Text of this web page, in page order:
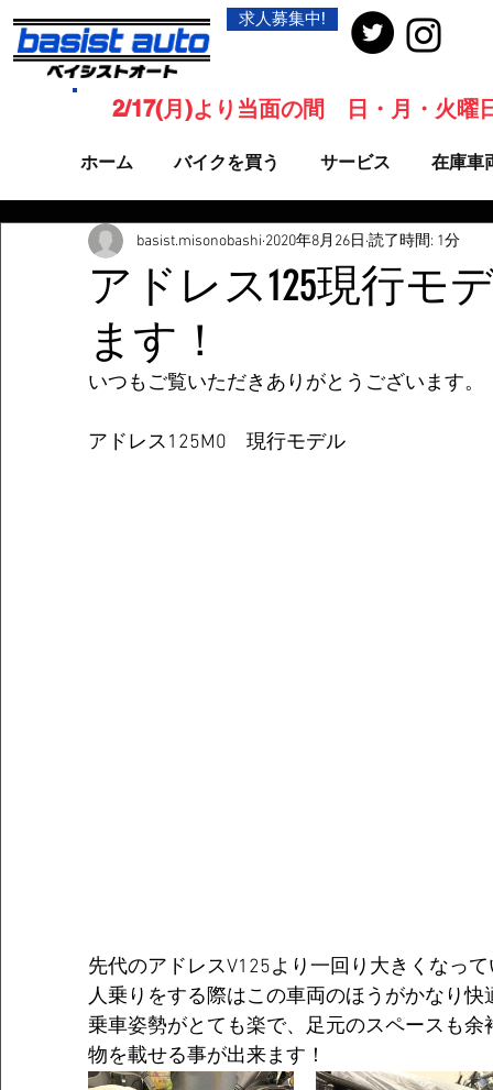
求人募集中!
ホーム バイクを買う サービス 在庫車
2/17(月)より当面の間 日・月・火曜
アドレス125現行モ
ます！
basist.misonobashi 2020年8月26日 読了時間: 1分
いつもご覧いただきありがとうございます。
アドレス125M0　現行モデル
先代のアドレスV125より一回り大きくなっ
人乗りをする際はこの車両のほうがかなり快
乗車姿勢がとても楽で、足元のスペースも
物を載せる事が出来ます！